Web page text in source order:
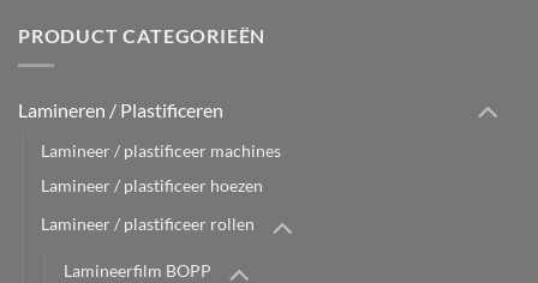
PRODUCT CATEGORIEËN
Lamineren / Plastificeren
Lamineer / plastificeer machines
Lamineer / plastificeer hoezen
Lamineer / plastificeer rollen
Lamineerfilm BOPP